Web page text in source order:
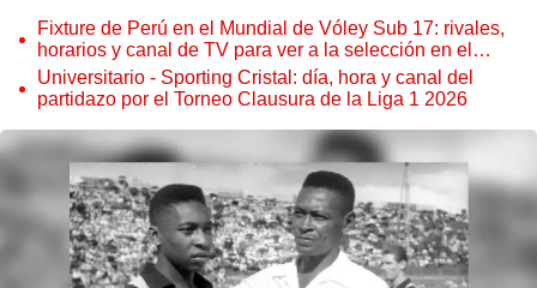
Fixture de Perú en el Mundial de Vóley Sub 17: rivales,
horarios y canal de TV para ver a la selección en el
torneo
Universitario - Sporting Cristal: día, hora y canal del
partidazo por el Torneo Clausura de la Liga 1 2026